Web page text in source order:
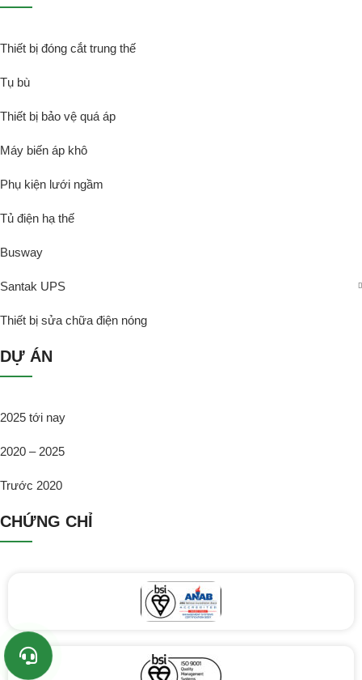
Thiết bị đóng cắt trung thế
Tụ bù
Thiết bị bảo vệ quá áp
Máy biến áp khô
Phụ kiện lưới ngầm
Tủ điện hạ thế
Busway
Santak UPS
Thiết bị sửa chữa điện nóng
DỰ ÁN
2025 tới nay
2020 – 2025
Trước 2020
CHỨNG CHỈ